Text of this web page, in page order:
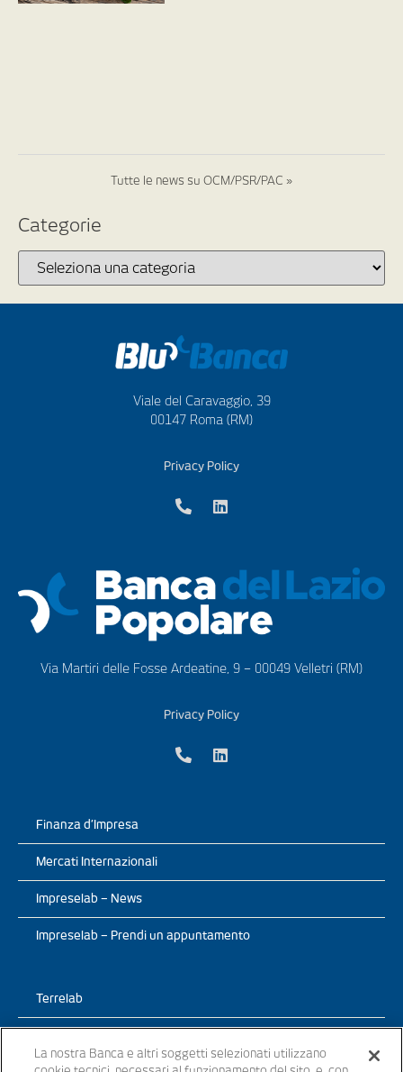
Tutte le news su OCM/PSR/PAC »
Categorie
Viale del Caravaggio, 39
00147 Roma (RM)
Privacy Policy
Via Martiri delle Fosse Ardeatine, 9 – 00049 Velletri (RM)
Privacy Policy
Finanza d’Impresa
Mercati Internazionali
Impreselab – News
Impreselab – Prendi un appuntamento
Terrelab
La nostra Banca e altri soggetti selezionati utilizzano